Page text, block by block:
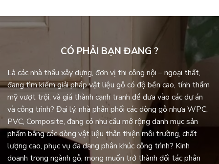
CÓ PHẢI BẠN ĐANG ?
Là các nhà thầu xây dựng, đơn vị thi công nội – ngoại thất,
đang tìm kiếm giải pháp vật liệu gỗ có độ bền cao, tính thẩm
mỹ vượt trội, và giá thành cạnh tranh để đưa vào các dự án
và công trình? Đại lý, nhà phân phối các dòng gỗ nhựa WPC,
PVC, Composite, đang có nhu cầu mở rộng danh mục sản
phẩm bằng các dòng vật liệu thân thiện môi trường, chất
lượng cao, phục vụ đa dạng phân khúc công trình? Kinh
doanh trong ngành gỗ, mong muốn trở thành đối tác phân